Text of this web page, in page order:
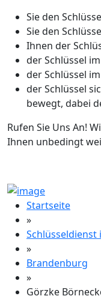
Sie den
Sie den
Ihnen der
der Schlüssel
der Schlüssel
der Schlüssel
bewegt, dabei
Rufen Sie Uns An!
Ihnen unbedingt
Startseite
»
Schlüsseldienst
»
Brandenburg
»
Görzke